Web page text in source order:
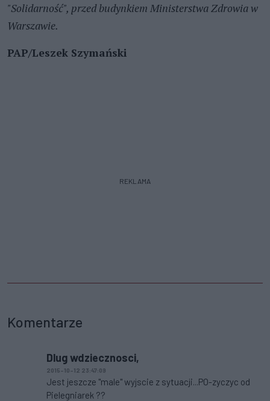
"Solidarność", przed budynkiem Ministerstwa Zdrowia w
Warszawie.
PAP/Leszek Szymański
REKLAMA
Komentarze
Dlug wdziecznosci,
2015-10-12 23:47:09
Jest jeszcze "male" wyjscie z sytuacji...PO-zyczyc od
Pielegniarek ??